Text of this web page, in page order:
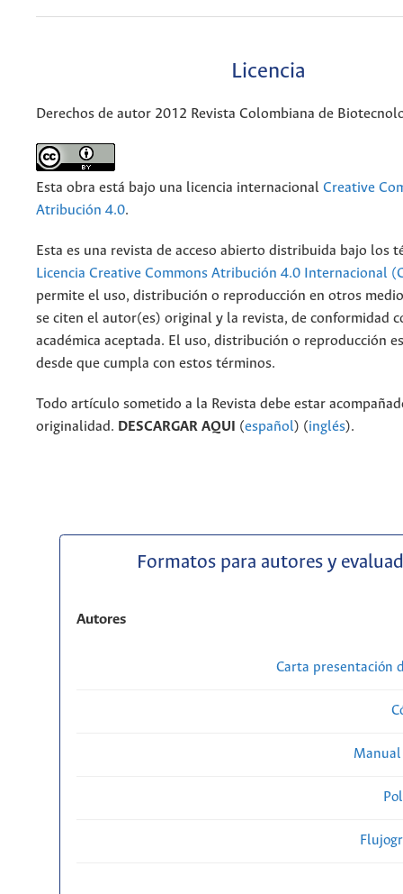
Licencia
Derechos de autor 2012 Revista Colombiana de
Esta obra está bajo una licencia internacional Creative
Atribución 4.0.
Esta es una revista de acceso abierto distribuida bajo los
Licencia Creative Commons Atribución 4.0 Internacional
permite el uso, distribución o reproducción en otros
se citen el autor(es) original y la revista, de conformidad
académica aceptada. El uso, distribución o reproducción
desde que cumpla con estos términos.
Todo artículo sometido a la Revista debe estar
originalidad. DESCARGAR AQUI (español) (inglés).
Formatos para autores y
Autores
Carta presentación